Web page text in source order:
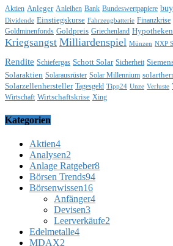
Aktien Anleger Anleihen Bank Bundeswertpapiere buy
Dividende Einstiegskurse Fahrzeugbatterie Finanzkrise
Goldminenfonds Goldpreis Griechenland
Kriegsangst Milliardenspiel Münzen NXP
Rendite Schiefergas Schott Solar Sicherheit
Solaraktien Solarausrüster Solar Millennium
Solarzellenhersteller Tagesgeld Tipp24 Unze Verluste
Wirtschaft Wirtschaftskrise Xing
Kategorien
Aktien4
Analysen2
Anlage Ratgeber8
Börsen Trends94
Börsenwissen16
Anfänger4
Devisen3
Leerverkäufe2
Edelmetalle4
MDAX2